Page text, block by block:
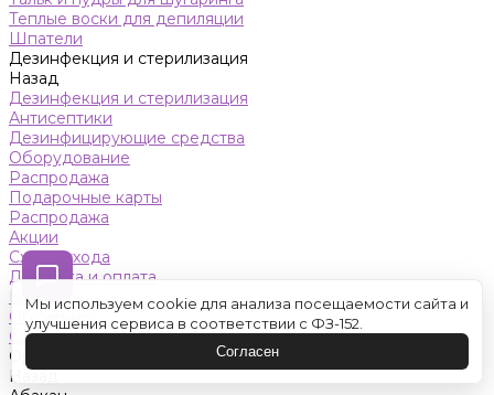
Теплые воски для депиляции
Шпатели
Дезинфекция и стерилизация
Назад
Дезинфекция и стерилизация
Антисептики
Дезинфицирующие средства
Оборудование
Распродажа
Подарочные карты
Распродажа
Акции
Схемы ухода
Доставка и оплата
Контакты
Обучение
Салон красоты
Оренбург
Назад
Мы используем cookie для анализа посещаемости сайта и
улучшения сервиса в соответствии с ФЗ-152.
Согласен